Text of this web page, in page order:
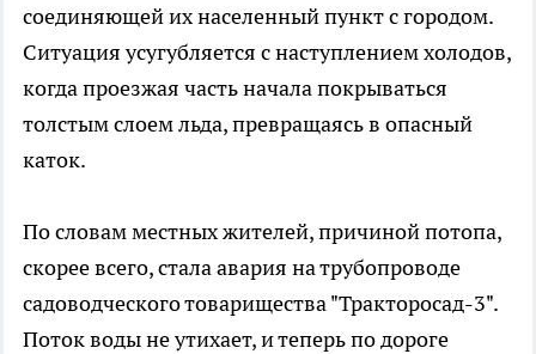
соединяющей их населенный пункт с городом.
Ситуация усугубляется с наступлением холодов,
когда проезжая часть начала покрываться
толстым слоем льда, превращаясь в опасный
каток.
По словам местных жителей, причиной потопа,
скорее всего, стала авария на трубопроводе
садоводческого товарищества "Тракторосад-3".
Поток воды не утихает, и теперь по дороге